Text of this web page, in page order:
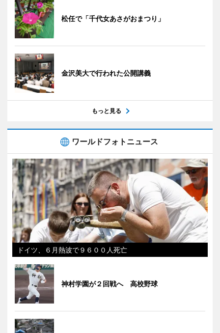
松任で「千代女あさがおまつり」
金沢美大で行われた公開講義
もっと見る
ワールドフォトニュース
ドイツ、６月熱波で９６００人死亡
神村学園が２回戦へ 高校野球